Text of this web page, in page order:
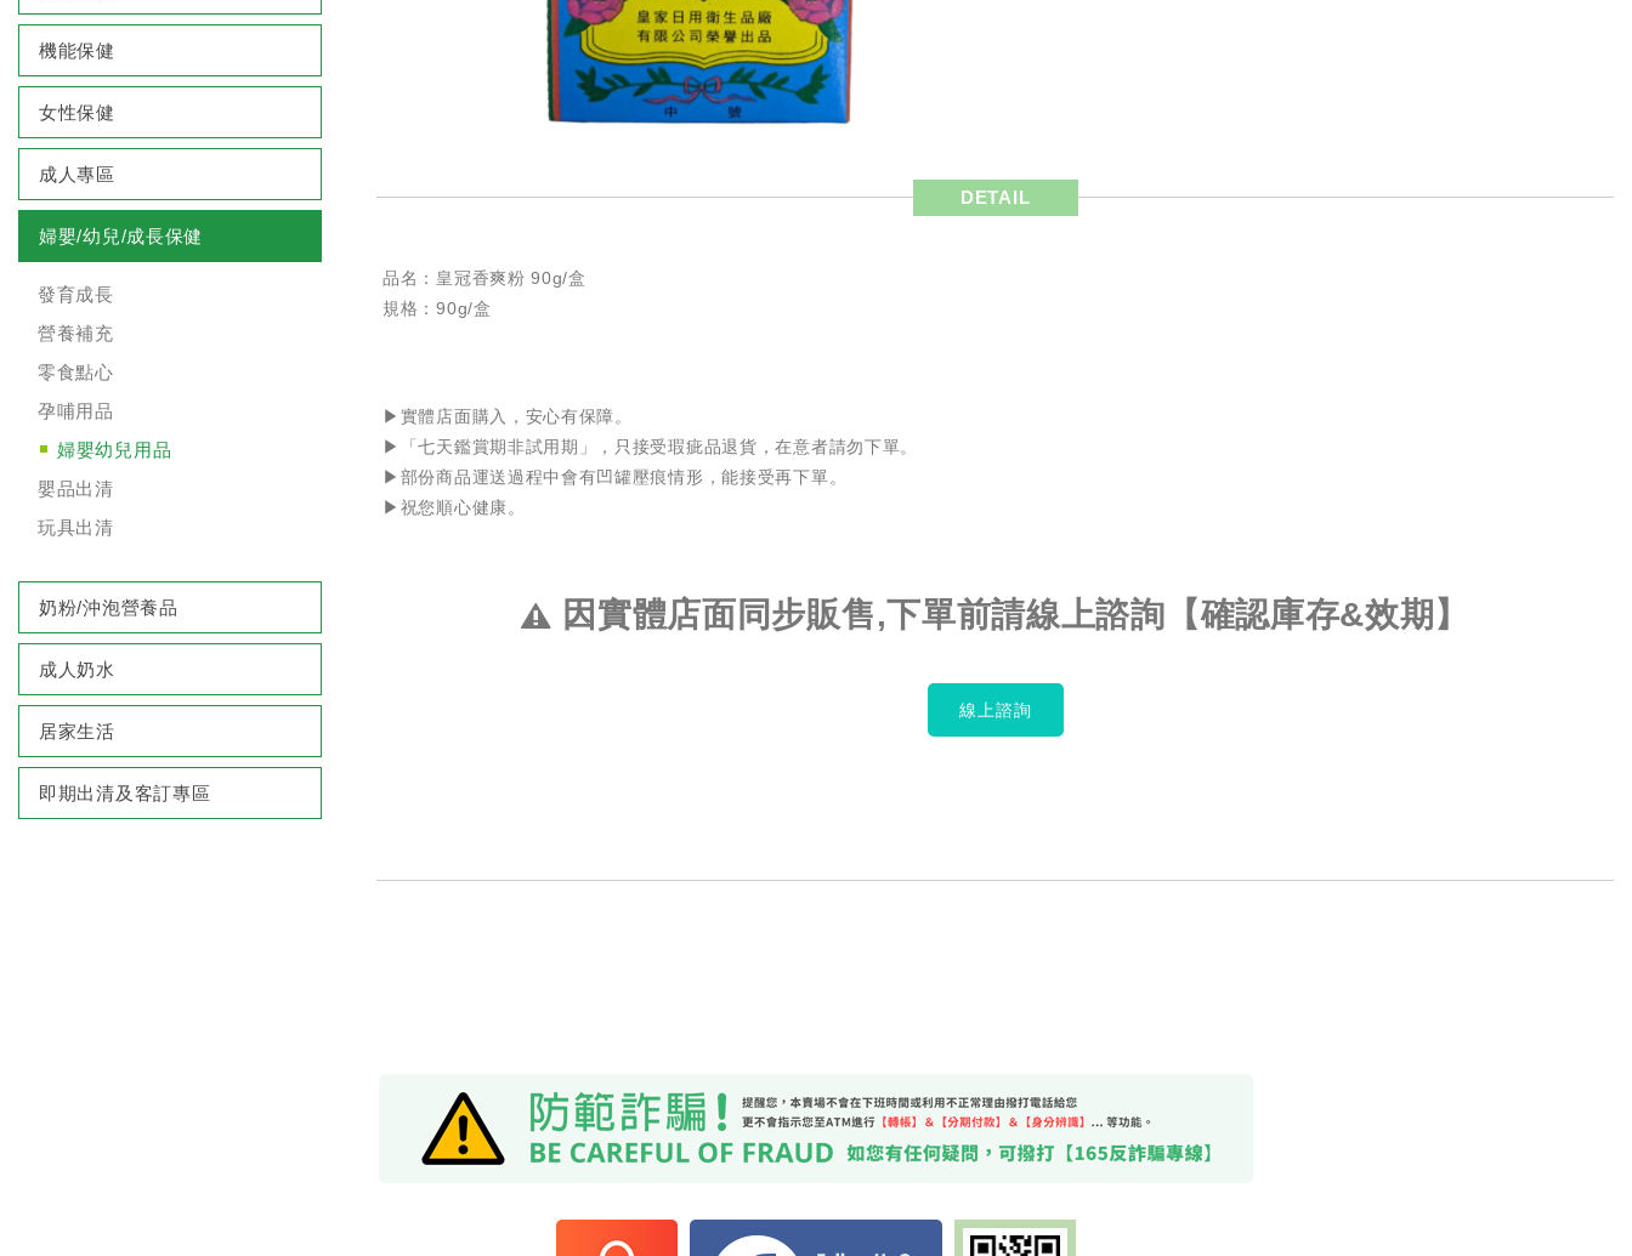
機能保健
女性保健
成人專區
婦嬰/幼兒/成長保健
發育成長
營養補充
零食點心
孕哺用品
婦嬰幼兒用品
嬰品出清
玩具出清
奶粉/沖泡營養品
成人奶水
居家生活
即期出清及客訂專區
DETAIL
品名：皇冠香爽粉 90g/盒
規格：90g/盒
▶️實體店面購入，安心有保障。
▶️「七天鑑賞期非試用期」，只接受瑕疵品退貨，在意者請勿下單。
▶️部份商品運送過程中會有凹罐壓痕情形，能接受再下單。
▶️祝您順心健康。
因實體店面同步販售,下單前請線上諮詢【確認庫存&效期】
線上諮詢